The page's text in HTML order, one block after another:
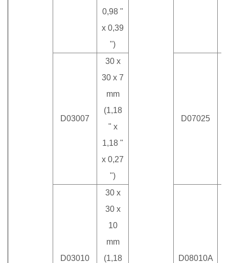
0,98 "
x 0,39
")
D03007
30 x
30 x 7
mm
(1,18
" x
1,18 "
x 0,27
")
D07025
D03010
30 x
30 x
10
mm
(1,18
D08010A